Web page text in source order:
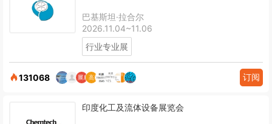
巴基斯坦·拉合尔
2026.11.04~11.06
行业专业展
131068 订阅
印度化工及流体设备展览会